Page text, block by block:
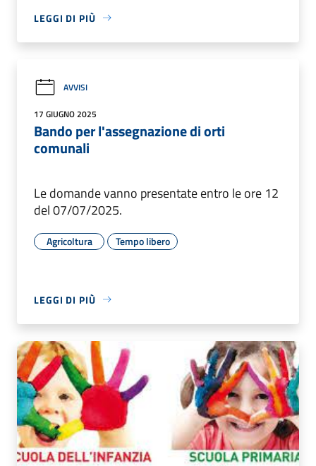
LEGGI DI PIÙ
AVVISI
17 GIUGNO 2025
Bando per l'assegnazione di orti
comunali
Le domande vanno presentate entro le ore 12
del 07/07/2025.
Agricoltura Tempo libero
LEGGI DI PIÙ